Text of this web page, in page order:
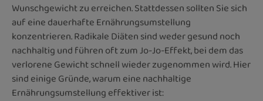
Wunschgewicht zu erreichen. Stattdessen sollten Sie sich
auf eine dauerhafte Ernährungsumstellung
konzentrieren. Radikale Diäten sind weder gesund noch
nachhaltig und führen oft zum Jo-Jo-Effekt, bei dem das
verlorene Gewicht schnell wieder zugenommen wird. Hier
sind einige Gründe, warum eine nachhaltige
Ernährungsumstellung effektiver ist: